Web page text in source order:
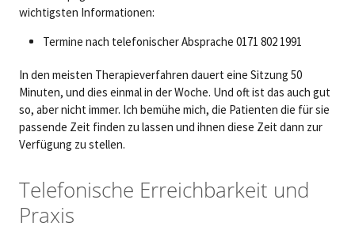
wichtigsten Informationen:
Termine nach telefonischer Absprache 0171 802 1991
In den meisten Therapieverfahren dauert eine Sitzung 50
Minuten, und dies einmal in der Woche. Und oft ist das auch gut
so, aber nicht immer. Ich bemühe mich, die Patienten die für sie
passende Zeit finden zu lassen und ihnen diese Zeit dann zur
Verfügung zu stellen.
Telefonische Erreichbarkeit und
Praxis